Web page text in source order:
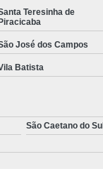
Teresinha de
Piracicaba
José dos Campos
Batista
São Caetano do Sul